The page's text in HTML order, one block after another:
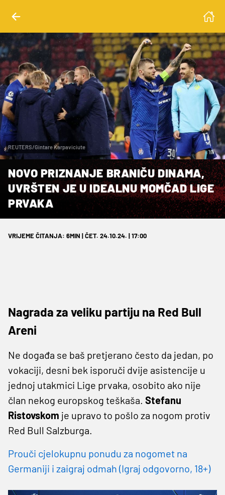
REUTERS/Gintare Karpaviciute
NOVO PRIZNANJE BRANIČU DINAMA,
UVRŠTEN JE U IDEALNU MOMČAD LIGE
PRVAKA
VRIJEME ČITANJA: 6MIN | ČET. 24.10.24. | 17:00
Nagrada za veliku partiju na Red Bull
Areni
Ne događa se baš pretjerano često da jedan, po
vokaciji, desni bek isporuči dvije asistencije u
jednoj utakmici Lige prvaka, osobito ako nije
član nekog europskog teškaša. Stefanu
Ristovskom je upravo to pošlo za nogom protiv
Red Bull Salzburga.
Prouči cjelokupnu ponudu za nogomet na
Germaniji i zaigraj odmah (Igraj odgovorno, 18+)